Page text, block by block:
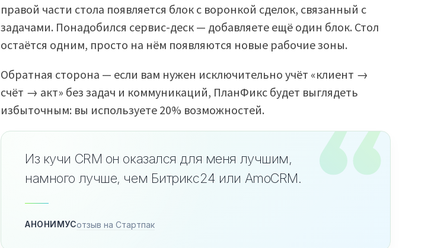
правой части стола появляется блок с воронкой сделок, связанный с
задачами. Понадобился сервис-деск — добавляете ещё один блок. Стол
остаётся одним, просто на нём появляются новые рабочие зоны.
Обратная сторона — если вам нужен исключительно учёт «клиент →
счёт → акт» без задач и коммуникаций, ПланФикс будет выглядеть
избыточным: вы используете 20% возможностей.
Из кучи CRM он оказался для меня лучшим,
намного лучше, чем Битрикс24 или AmoCRM.
АНОНИМУСотзыв на Стартпак